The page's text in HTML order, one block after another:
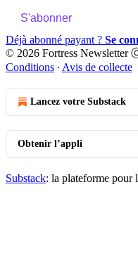
S'abonner
Déjà abonné payant ? Se
© 2026 Fortress Newsletter
Conditions ∙ Avis de collecte
Lancez votre Substack
Obtenir l’appli
Substack: la plateforme pour